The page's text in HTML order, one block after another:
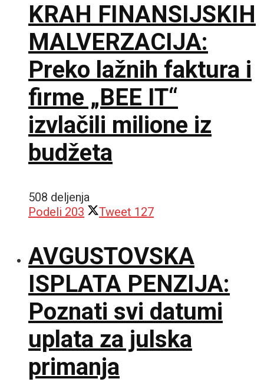
KRAH FINANSIJSKIH
MALVERZACIJA:
Preko lažnih faktura i
firme „BEE IT“
izvlačili milione iz
budžeta
508 deljenja
Podeli 203 Tweet 127
AVGUSTOVSKA
ISPLATA PENZIJA:
Poznati svi datumi
uplata za julska
primanja